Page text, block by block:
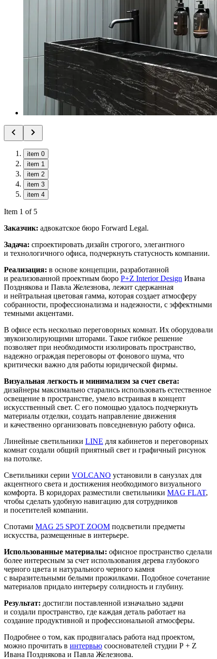
item 0
item 1
item 2
item 3
item 4
Item 1 of 5
Заказчик: адвокатское бюро Forward Legal.
Задача: спроектировать дизайн строгого, элегантного
и технологичного офиса, подчеркнуть статусность компании.
Реализация: в основе концепции, разработанной
и реализованной проектным бюро P+Z Interior Design Ивана
Позднякова и Павла Железнова, лежит сдержанная
и нейтральная цветовая гамма, которая создает атмосферу
собранности, профессионализма и надежности, с эффектными
темными акцентами.
В офисе есть несколько переговорных комнат. Их оборудовали
звукоизолирующими шторами. Такое гибкое решение
позволяет при необходимости изолировать пространство,
надежно ограждая переговоры от фонового шума, что
критически важно для работы юридической фирмы.
Визуальная легкость и минимализм за счет света:
дизайнеры максимально старались использовать естественное
освещение в пространстве, умело встраивая в концепт
искусственный свет. С его помощью удалось подчеркнуть
материалы отделки, создать направление движения
и качественно организовать повседневную работу офиса.
Линейные светильники LINE для кабинетов и переговорных
комнат создали общий приятный свет и графичный рисунок
на потолке.
Светильники серии VOLCANO установили в санузлах для
акцентного света и достижения необходимого визуального
комфорта. В коридорах разместили светильники MAG FLAT,
чтобы сделать удобную навигацию для сотрудников
и посетителей компании.
Спотами MAG 25 SPOT ZOOM подсветили предметы
искусства, размещенные в интерьере.
Использованные материалы: офисное пространство сделали
более интересным за счет использования дерева глубокого
черного цвета и натурального черного камня
с выразительными белыми прожилками. Подобное сочетание
материалов придало интерьеру солидность и глубину.
Результат: достигли поставленной изначально задачи
и создали пространство, где каждая деталь работает на
создание продуктивной и профессиональной атмосферы.
Подробнее о том, как продвигалась работа над проектом,
можно прочитать в интервью сооснователей студии P + Z
Ивана Позднякова и Павла Железнова.